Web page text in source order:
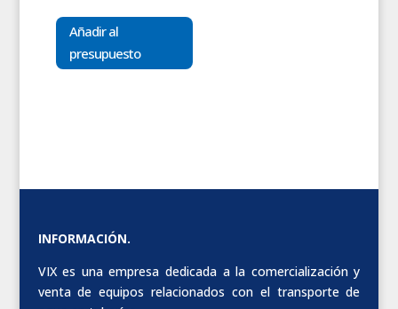
Añadir al
presupuesto
INFORMACIÓN.
VIX es una empresa dedicada a la comercialización y
venta de equipos relacionados con el transporte de